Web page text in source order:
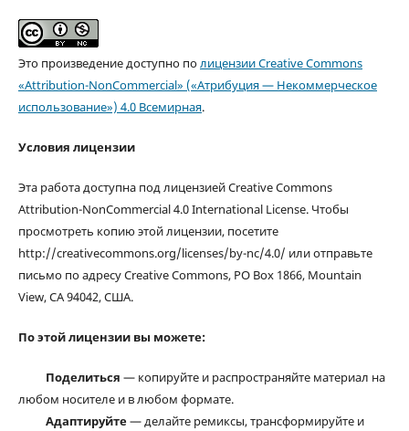
Это произведение доступно полицензии Creative Commons
«Attribution-NonCommercial» («Атрибуция — Некоммерческое
использование») 4.0 Всемирная.
Условия лицензии
Эта работа доступна под лицензией Creative Commons
Attribution-NonCommercial 4.0 International License. Чтобы
просмотреть копию этой лицензии, посетите
http://creativecommons.org/licenses/by-nc/4.0/ или отправьте
письмо по адресу Creative Commons, PO Box 1866, Mountain
View, CA 94042, США.
По этой лицензии вы можете:
Поделиться — копируйте и распространяйте материал на
любом носителе и в любом формате.
Адаптируйте— делайте ремиксы, трансформируйте и